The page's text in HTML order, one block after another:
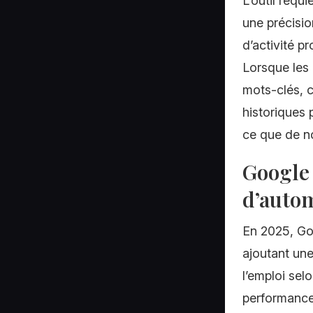
une
d’activité
Lorsque
mots-clés,
historiques
ce que de
En 2025,
ajoutant
l’emploi